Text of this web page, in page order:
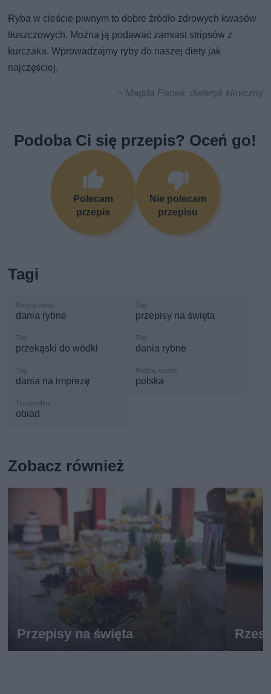
Ryba w cieście piwnym to dobre źródło zdrowych kwasów
tłuszczowych. Można ją podawać zamiast stripsów z
kurczaka. Wprowadzajmy ryby do naszej diety jak
najczęściej.
~ Magda Panek, dietetyk kliniczny
Podoba Ci się przepis? Oceń go!
Polecam
przepis
Nie polecam
przepisu
Tagi
dania rybne przepisy na święta
przekąski do wódki dania rybne
dania na imprezę polska
obiad
Zobacz również
Przepisy na święta